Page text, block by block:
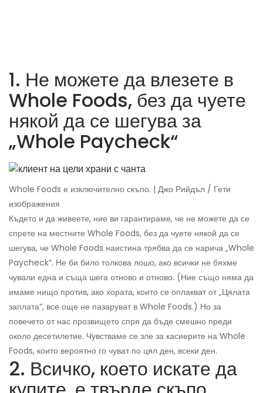
1. Не можете да влезете в
Whole Foods, без да чуете
някой да се шегува за
„Whole Paycheck“
Whole Foods е изключително скъпо. | Джо Рийдъл / Гети
изображения
Където и да живеете, ние ви гарантираме, че не можете да се
спрете на местните Whole Foods, без да чуете някой да се
шегува, че Whole Foods наистина трябва да се нарича „Whole
Paycheck“. Не би било толкова лошо, ако всички не бяхме
чували една и съща шега отново и отново. (Ние също няма да
имаме нищо против, ако хората, които се оплакват от „Цялата
заплата“, все още не пазаруват в Whole Foods.) Но за
повечето от нас прозвището спря да бъде смешно преди
около десетилетие. Чувстваме се зле за касиерите на Whole
Foods, които вероятно го чуват по цял ден, всеки ден.
2. Всичко, което искате да